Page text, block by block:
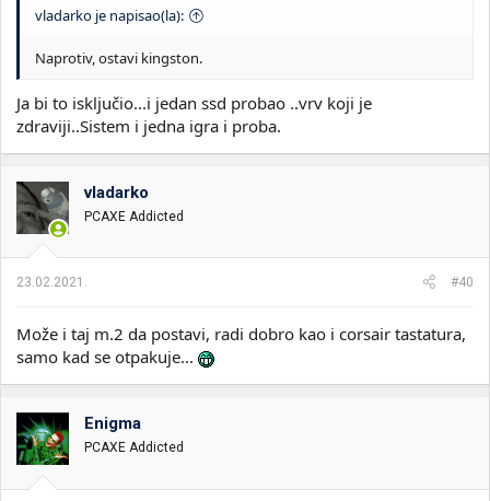
vladarko je napisao(la):
Naprotiv, ostavi kingston.
Ja bi to isključio...i jedan ssd probao ..vrv koji je
zdraviji..Sistem i jedna igra i proba.
vladarko
PCAXE Addicted
23.02.2021. #40
Može i taj m.2 da postavi, radi dobro kao i corsair tastatura,
samo kad se otpakuje...
Enigma
PCAXE Addicted